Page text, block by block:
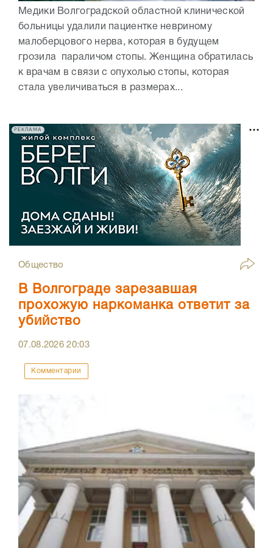
Медики Волгоградской областной клинической
больницы удалили пациентке невриному
малоберцового нерва, которая в будущем
грозила параличом стопы. Женщина обратилась
к врачам в связи с опухолью стопы, которая
стала увеличиваться в размерах...
РЕКЛАМА
Общество
В Волгограде зарезавшая
прохожую наркоманка ответит за
убийство
07.08.202620:03
Комментарии